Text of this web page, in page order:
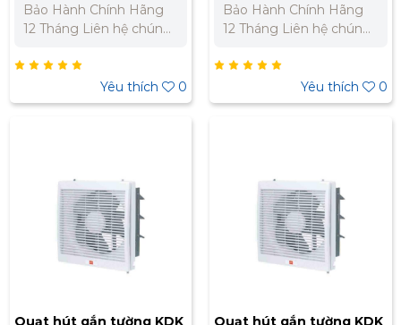
Bảo Hành Chính Hãng
12 Tháng Liên hệ chúng
nhất cho dự án. Miền
Bắc : 0989 310 979 -
0973 106 269 Miền Nam:
Yêu thích 0
Bảo Hành Chính Hãng
12 Tháng Liên hệ chúng
nhất cho dự án. Miền
Bắc : 0989 310 979 -
0973 106 269 Miền Nam:
Yêu thích 0
Quạt hút gắn tường KDK
Quạt hút gắn tường KDK